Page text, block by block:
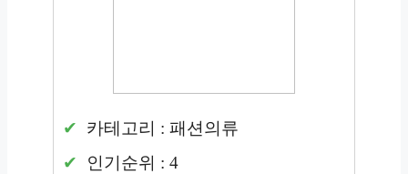
카테고리 : 패션의류
인기순위 : 4